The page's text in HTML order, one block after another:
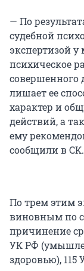
— По
судебной
экспертизой
психическое
совершенного
лишает ее
характер и
действий, а
ему
сообщили в СК.
По трем этим
виновным по
причинение
УК РФ
здоровью),